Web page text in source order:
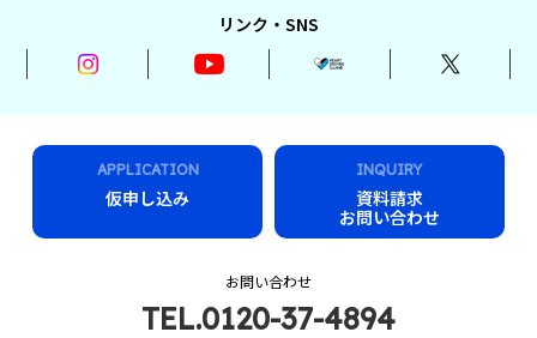
リンク・SNS
APPLICATION
仮申し込み
INQUIRY
資料請求
お問い合わせ
お問い合わせ
TEL.0120-37-4894